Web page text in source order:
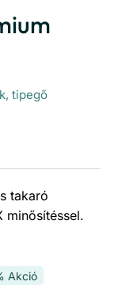
tipegő
takaró
minősítéssel.
Akció